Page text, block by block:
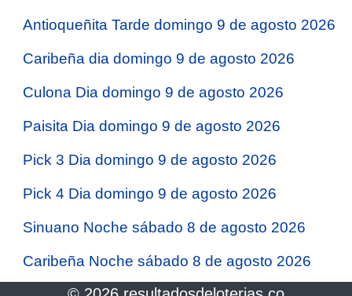
Antioqueñita Tarde domingo 9 de agosto 2026
Caribeña dia domingo 9 de agosto 2026
Culona Dia domingo 9 de agosto 2026
Paisita Dia domingo 9 de agosto 2026
Pick 3 Dia domingo 9 de agosto 2026
Pick 4 Dia domingo 9 de agosto 2026
Sinuano Noche sábado 8 de agosto 2026
Caribeña Noche sábado 8 de agosto 2026